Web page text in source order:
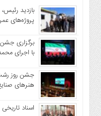
بازدید
پروژه‌های
برگزاری
با اجرای
جشن روز
هنرهای
اسناد